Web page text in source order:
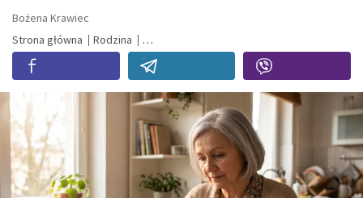
Bożena Krawiec
Strona główna
Rodzina